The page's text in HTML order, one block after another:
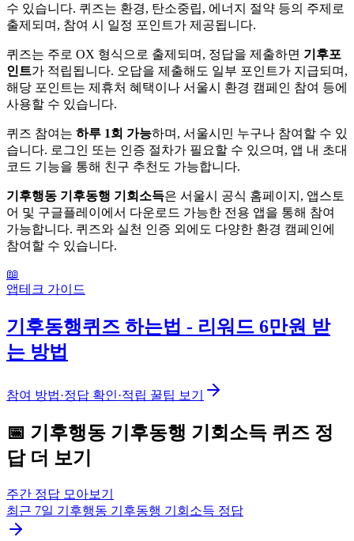
수 있습니다. 퀴즈는 환경, 탄소중립, 에너지 절약 등의 주제로
출제되며, 참여 시 일정 포인트가 제공됩니다.
퀴즈는 주로 OX 형식으로 출제되며, 정답을 제출하면 기후포
인트가 적립됩니다. 오답을 제출해도 일부 포인트가 지급되며,
해당 포인트는 제휴처 혜택이나 서울시 환경 캠페인 참여 등에
사용할 수 있습니다.
퀴즈 참여는 하루 1회 가능하며, 서울시민 누구나 참여할 수 있
습니다. 로그인 또는 인증 절차가 필요할 수 있으며, 앱 내 초대
코드 기능을 통해 친구 추천도 가능합니다.
기후행동 기후동행 기회소득은 서울시 공식 홈페이지, 앱스토
어 및 구글플레이에서 다운로드 가능한 전용 앱을 통해 참여
가능합니다. 퀴즈와 실천 인증 외에도 다양한 환경 캠페인에
참여할 수 있습니다.
📖
앱테크 가이드
기후동행퀴즈 하는법 - 리워드 6만원 받
는 방법
참여 방법·정답 확인·적립 꿀팁 보기
📅 기후행동 기후동행 기회소득 퀴즈 정
답 더 보기
주간 정답 모아보기
최근 7일 기후행동 기후동행 기회소득 정답